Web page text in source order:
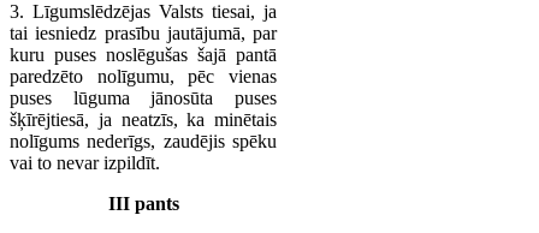
3. Līgumslēdzējas Valsts tiesai, ja
tai iesniedz prasību jautājumā, par
kuru puses noslēgušas šajā pantā
paredzēto nolīgumu, pēc vienas
puses lūguma jānosūta puses
šķīrējtiesā, ja neatzīs, ka minētais
nolīgums nederīgs, zaudējis spēku
vai to nevar izpildīt.
III pants